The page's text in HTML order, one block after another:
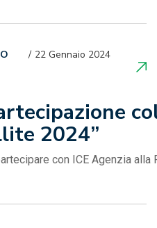
2024”
22 Gennaio 2024
con ICE Agenzia alla